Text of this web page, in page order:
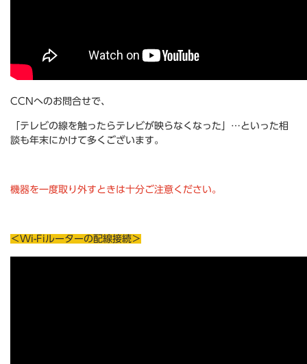
CCNへのお問合せで、
「テレビの線を触ったらテレビが映らなくなった」…といった相
談も年末にかけて多くございます。
機器を一度取り外すときは十分ご注意ください。
＜Wi-Fiルーターの配線接続＞